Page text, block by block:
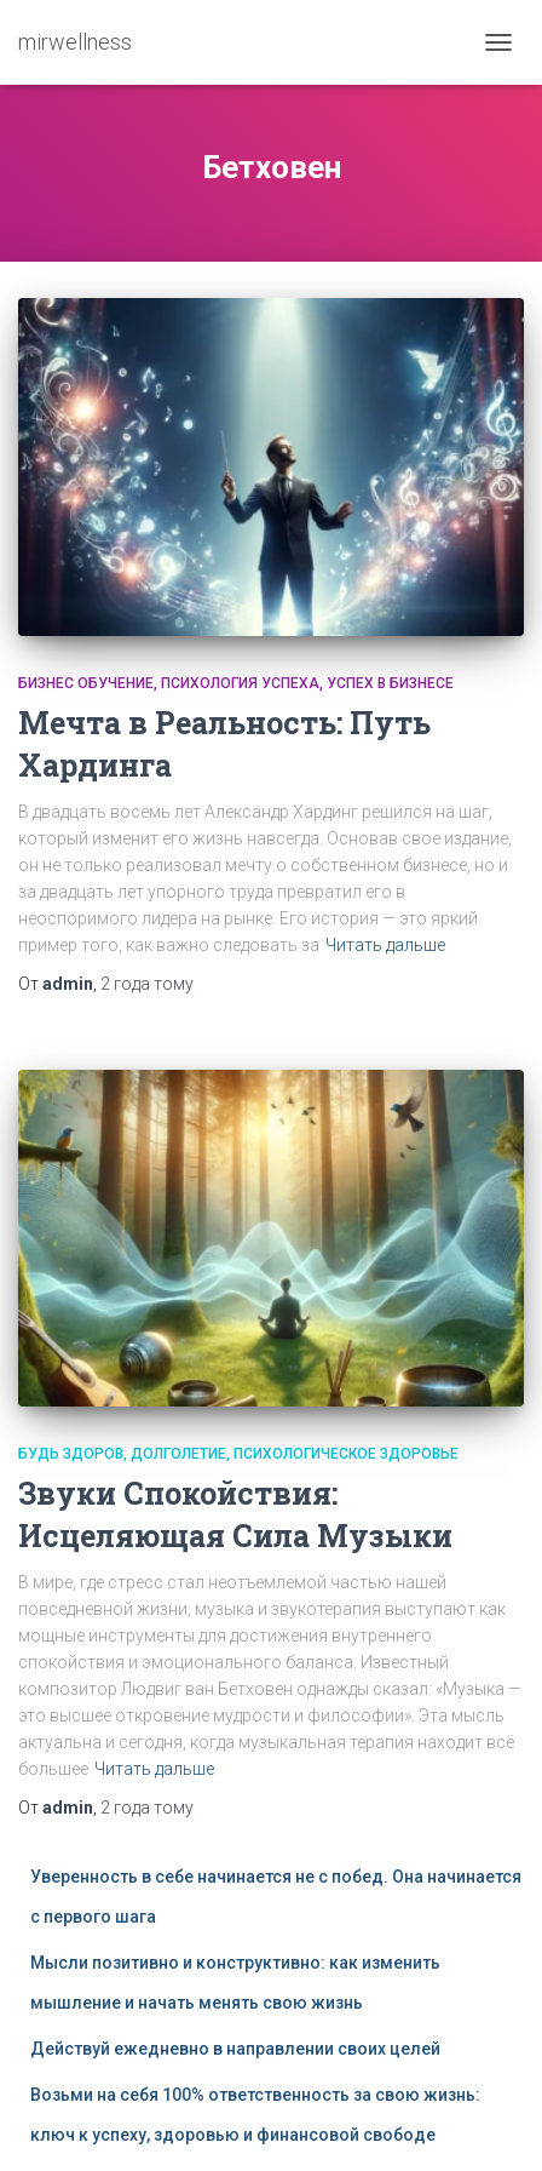
mirwellness
Бетховен
БИЗНЕС ОБУЧЕНИЕ ПСИХОЛОГИЯ УСПЕХА УСПЕХ В БИЗНЕСЕ
Мечта в Реальность: Путь
Хардинга
В двадцать восемь лет Александр Хардинг решился на шаг,
который изменит его жизнь навсегда. Основав свое издание,
он не только реализовал мечту о собственном бизнесе, но и
за двадцать лет упорного труда превратил его в
неоспоримого лидера на рынке. Его история — это яркий
пример того, как важно следовать за Читать дальше
Отadmin 2 года тому
БУДЬ ЗДОРОВ ДОЛГОЛЕТИЕ ПСИХОЛОГИЧЕСКОЕ ЗДОРОВЬЕ
Звуки Спокойствия:
Исцеляющая Сила Музыки
В мире, где стресс стал неотъемлемой частью нашей
повседневной жизни, музыка и звукотерапия выступают как
мощные инструменты для достижения внутреннего
спокойствия и эмоционального баланса. Известный
композитор Людвиг ван Бетховен однажды сказал: «Музыка —
это высшее откровение мудрости и философии». Эта мысль
актуальна и сегодня, когда музыкальная терапия находит всё
большее Читать дальше
Отadmin, 2 года тому
Уверенность в себе начинается не с побед. Она начинается
с первого шага
Мысли позитивно и конструктивно: как изменить
мышление и начать менять свою жизнь
Действуй ежедневно в направлении своих целей
Возьми на себя 100% ответственность за свою жизнь:
ключ к успеху, здоровью и финансовой свободе